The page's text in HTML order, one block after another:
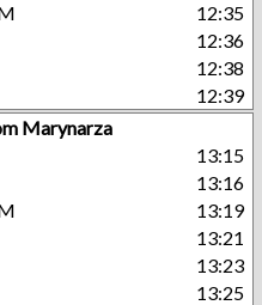
12:35
12:36
12:38
12:39
Marynarza
13:15
13:16
13:19
13:21
13:23
13:25